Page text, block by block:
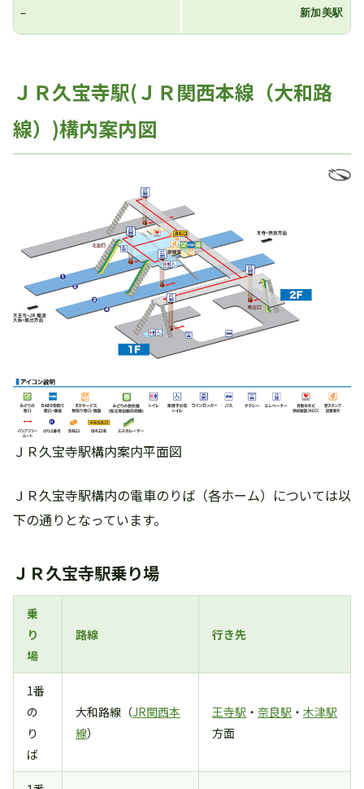
– 新加美駅
ＪＲ久宝寺駅(ＪＲ関西本線（大和路
線）)構内案内図
ＪＲ久宝寺駅構内案内平面図
ＪＲ久宝寺駅構内の電車のりば（各ホーム）については以
下の通りとなっています。
ＪＲ久宝寺駅乗り場
乗
り
場
路線 行き先
1番
の
り
ば
大和路線（JR関西本
線）
王寺駅 ・ 奈良駅 ・ 木津駅
方面